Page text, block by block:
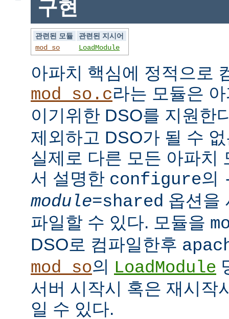
구현
관련된 모듈
관련된 지시어
mod_so
LoadModule
아파치 핵심에 정적으로
mod_so.c라는 모듈은
이기위한 DSO를 지원한
제외하고 DSO가 될 수
실제로 다른 모든 아파치
서 설명한 configure의
module=shared 옵션을
파일할 수 있다. 모듈을
DSO로 컴파일한후
mod_so의 LoadModule
서버 시작시 혹은 재시작
일 수 있다.